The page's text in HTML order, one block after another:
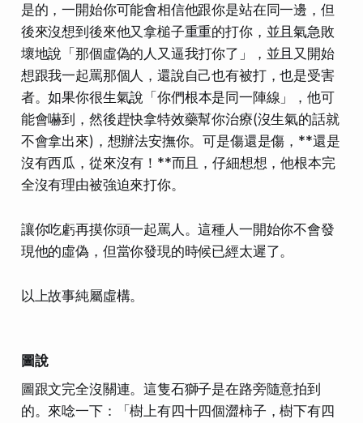
是的，一開始你可能會相信他跟你是站在同一邊，但
後來沒想到後來他又拿槌子重重的打你，並且氣急敗
壞地說 「那個虛偽的人又逼我打你了」
，並且又開始
想跟我一起罵那個人，還說自己也有被打，也是受害
者。如果你很生氣說「你們根本是同一陣線」，他可
能會嚇到，然後趕快拿特效藥幫你治療(沒生氣的話就
不會拿出來)，想辦法安撫你。可是傷還是傷，**還是
沒有西瓜，從來沒有！**而且，仔細想想，他根本完
全沒有理由被強迫來打你。
讓你吃虧再摸你頭一起罵人。這種人一開始你不會發
現他的虛偽，但當你發現的時候已經太遲了。
以上故事純屬虛構。
圖說
圖跟文完全沒關連。這隻石獅子是在路旁隨意拍到
的。來唸一下：「樹上有四十四個澀柿子，樹下有四